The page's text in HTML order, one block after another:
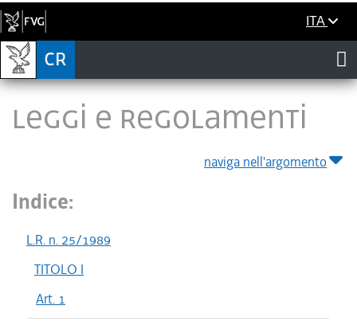
ITA
LEGGI E REGOLAMENTI
naviga nell'argomento
Indice:
L.R. n. 25/1989
TITOLO I
Art. 1